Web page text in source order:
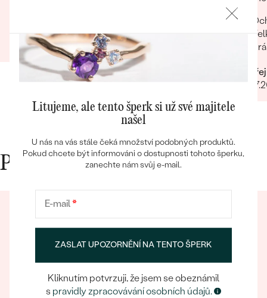
Bestsellery
Kristýna
11.08.2024
Zobrazit celou recenzi
Ondřej
Proč nakupovat v Eppi
Eppický zážitek
Litujeme, ale tento šperk si už své majitele
našel
U nás na vás stále čeká množství podobných produktů.
Pokud chcete být informováni o dostupnosti tohoto šperku,
zanechte nám svůj e-mail.
E-mail*
ZASLAT UPOZORNĚNÍ NA TENTO ŠPERK
Kliknutím potvrzuji, že jsem se obeznámil
s pravidly zpracovávání osobních údajů.